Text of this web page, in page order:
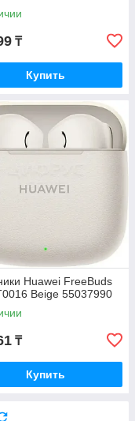
₸
Купить
Huawei FreeBuds
Beige 55037990
₸
Купить